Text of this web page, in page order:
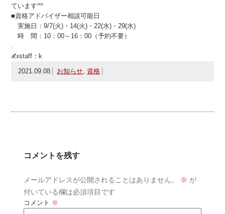
ています^^
■資格アドバイザー相談可能日
実施日：9/7(火)・14(火)・22(水)・29(水)
時 間：10：00～16：00（予約不要）
.
✍staff：k
2021.09.08
お知らせ, 資格
コメントを残す
メールアドレスが公開されることはありません。 ※ が
付いている欄は必須項目です
コメント ※